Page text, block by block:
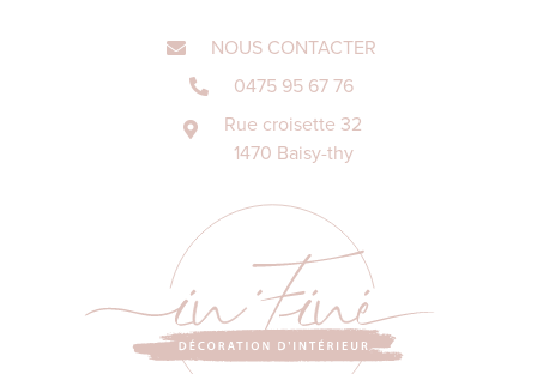
NOUS CONTACTER
0475 95 67 76
Rue croisette 32
1470 Baisy-thy